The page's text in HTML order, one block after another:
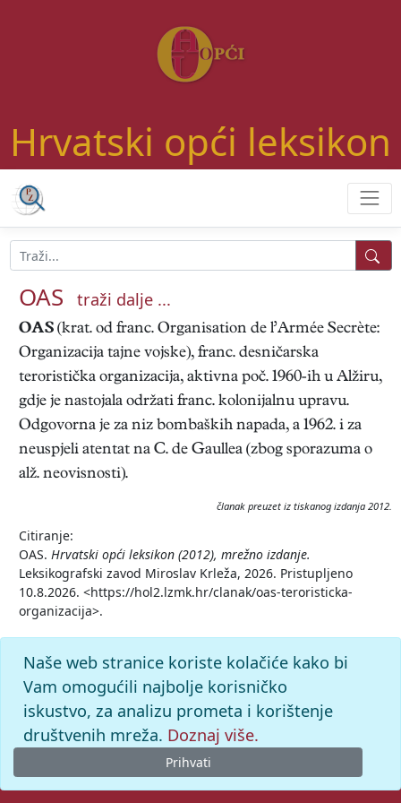
Hrvatski opći leksikon
OAS traži dalje ...
OAS (krat. od franc. Organisation de l’Armée Secrète:
Organizacija tajne vojske), franc. desničarska
teroristička organizacija, aktivna poč. 1960-ih u Alžiru,
gdje je nastojala održati franc. kolonijalnu upravu.
Odgovorna je za niz bombaških napada, a 1962. i za
neuspjeli atentat na C. de Gaullea (zbog sporazuma o
alž. neovisnosti).
članak preuzet iz tiskanog izdanja 2012.
Citiranje:
OAS. Hrvatski opći leksikon (2012), mrežno izdanje.
Leksikografski zavod Miroslav Krleža, 2026. Pristupljeno
10.8.2026. <https://hol2.lzmk.hr/clanak/oas-teroristicka-
organizacija>.
Naše web stranice koriste kolačiće kako bi
Vam omogućili najbolje korisničko
iskustvo, za analizu prometa i korištenje
društvenih mreža. Doznaj više.
Prihvati
© 2026. -Leksikografski zavodMiroslav Krleža